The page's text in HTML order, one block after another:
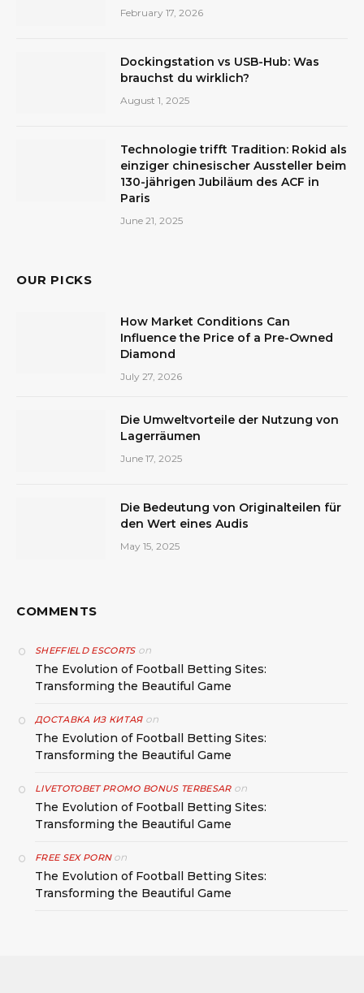
February 17, 2026
Dockingstation vs USB-Hub: Was
brauchst du wirklich?
August 1, 2025
Technologie trifft Tradition: Rokid als
einziger chinesischer Aussteller beim
130-jährigen Jubiläum des ACF in
Paris
June 21, 2025
OUR PICKS
How Market Conditions Can
Influence the Price of a Pre-Owned
Diamond
July 27, 2026
Die Umweltvorteile der Nutzung von
Lagerräumen
June 17, 2025
Die Bedeutung von Originalteilen für
den Wert eines Audis
May 15, 2025
COMMENTS
SHEFFIELD ESCORTSon
The Evolution of Football Betting Sites:
Transforming the Beautiful Game
ДОСТАВКА ИЗ КИТАЯon
The Evolution of Football Betting Sites:
Transforming the Beautiful Game
LIVETOTOBET PROMO BONUS TERBESARon
The Evolution of Football Betting Sites:
Transforming the Beautiful Game
FREE SEX PORNon
The Evolution of Football Betting Sites:
Transforming the Beautiful Game